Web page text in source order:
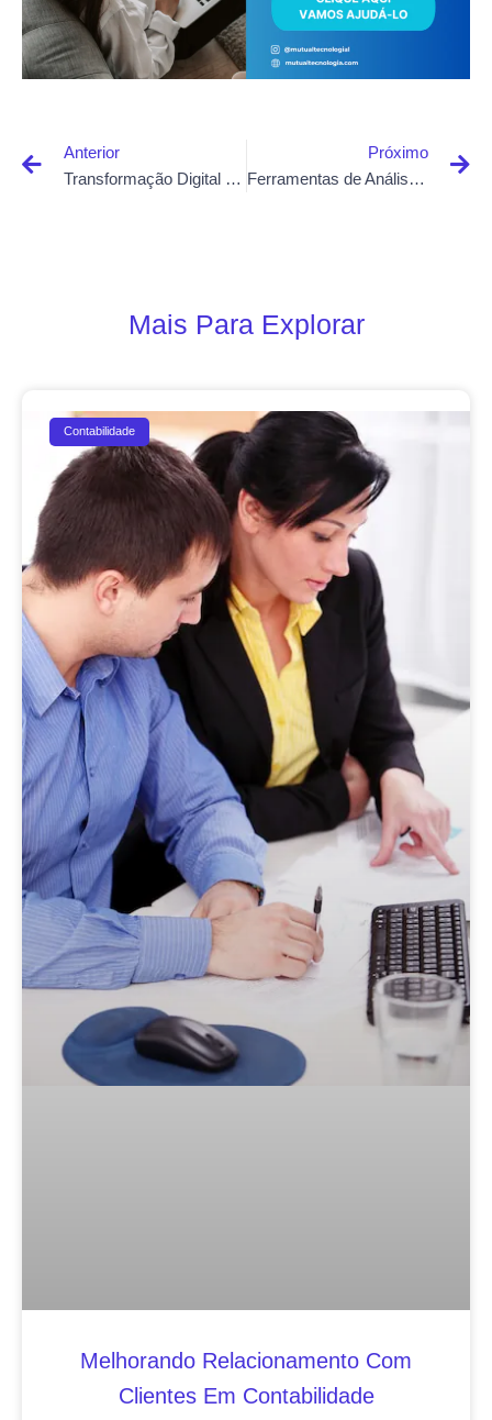
Anterior
Transformação Digital no Agronegócio
Próximo
Ferramentas de Análise de Dados no Ensino a Distância
Mais Para Explorar
Contabilidade
Melhorando Relacionamento Com
Clientes Em Contabilidade